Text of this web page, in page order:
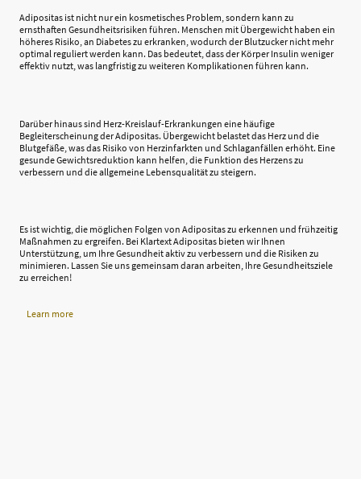
Adipositas ist nicht nur ein kosmetisches Problem, sondern kann zu
ernsthaften Gesundheitsrisiken führen. Menschen mit Übergewicht haben ein
höheres Risiko, an Diabetes zu erkranken, wodurch der Blutzucker nicht mehr
optimal reguliert werden kann. Das bedeutet, dass der Körper Insulin weniger
effektiv nutzt, was langfristig zu weiteren Komplikationen führen kann.
Darüber hinaus sind Herz-Kreislauf-Erkrankungen eine häufige
Begleiterscheinung der Adipositas. Übergewicht belastet das Herz und die
Blutgefäße, was das Risiko von Herzinfarkten und Schlaganfällen erhöht. Eine
gesunde Gewichtsreduktion kann helfen, die Funktion des Herzens zu
verbessern und die allgemeine Lebensqualität zu steigern.
Es ist wichtig, die möglichen Folgen von Adipositas zu erkennen und frühzeitig
Maßnahmen zu ergreifen. Bei Klartext Adipositas bieten wir Ihnen
Unterstützung, um Ihre Gesundheit aktiv zu verbessern und die Risiken zu
minimieren. Lassen Sie uns gemeinsam daran arbeiten, Ihre Gesundheitsziele
zu erreichen!
Learn more